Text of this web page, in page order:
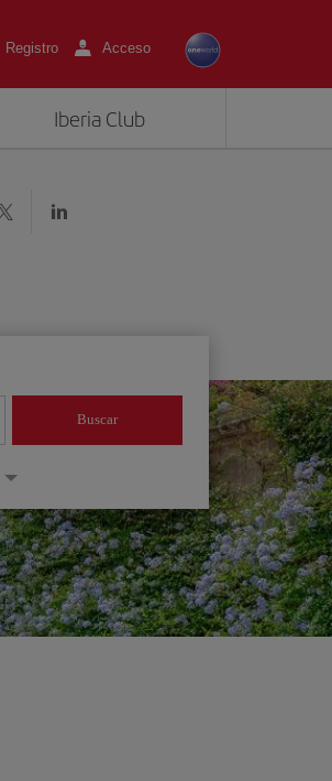
Registro Acceso
Iberia Club
Buscar